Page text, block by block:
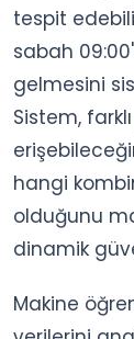
tespit
sabah
gelmesini
Sistem,
hangi
olduğunu
dinamik
Makine